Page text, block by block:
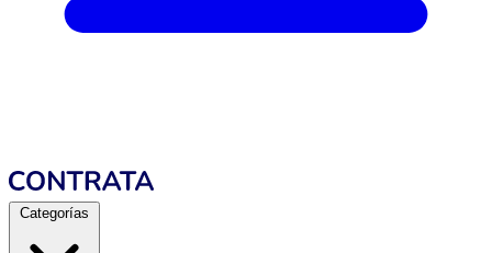
Categorías